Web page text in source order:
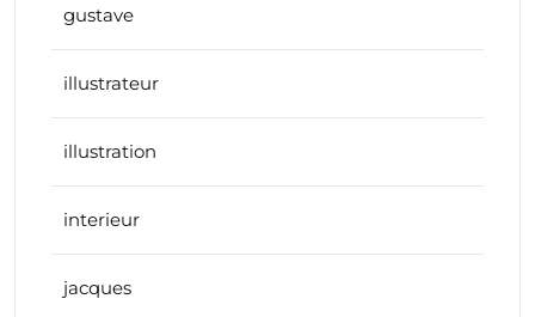
gustave
illustrateur
illustration
interieur
jacques